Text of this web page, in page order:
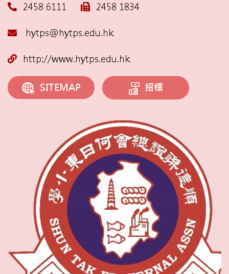
2458 6111 2458 1834
hytps@hytps.edu.hk
http://www.hytps.edu.hk
SITEMAP 招標